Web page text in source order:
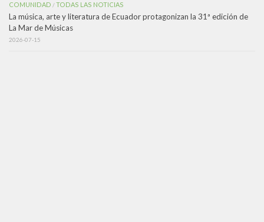
COMUNIDAD /TODAS LAS NOTICIAS
La música, arte y literatura de Ecuador protagonizan la 31ª edición de
La Mar de Músicas
2026-07-15